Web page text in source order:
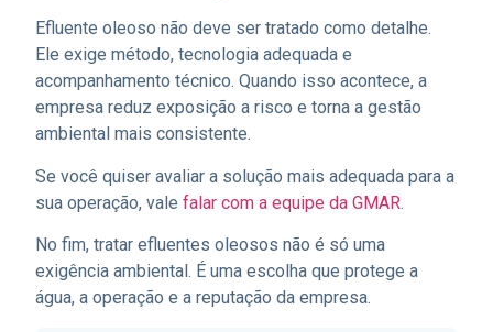
Efluente oleoso não deve ser tratado como detalhe.
Ele exige método, tecnologia adequada e
acompanhamento técnico. Quando isso acontece, a
empresa reduz exposição a risco e torna a gestão
ambiental mais consistente.
Se você quiser avaliar a solução mais adequada para a
sua operação, vale falar com a equipe da GMAR.
No fim, tratar efluentes oleosos não é só uma
exigência ambiental. É uma escolha que protege a
água, a operação e a reputação da empresa.